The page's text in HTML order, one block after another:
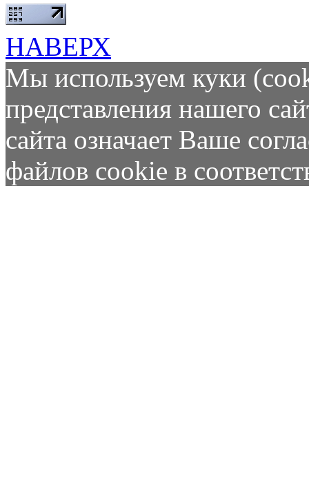
НАВЕРХ
Мы используем куки
представления нашего
сайта означает Ваше
файлов cookie в